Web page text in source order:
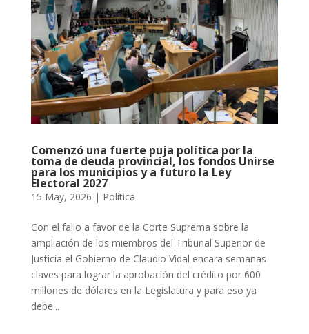
Comenzó una fuerte puja política por la
toma de deuda provincial, los fondos Unirse
para los municipios y a futuro la Ley
Electoral 2027
15 May, 2026 | Política
Con el fallo a favor de la Corte Suprema sobre la
ampliación de los miembros del Tribunal Superior de
Justicia el Gobierno de Claudio Vidal encara semanas
claves para lograr la aprobación del crédito por 600
millones de dólares en la Legislatura y para eso ya
debe...